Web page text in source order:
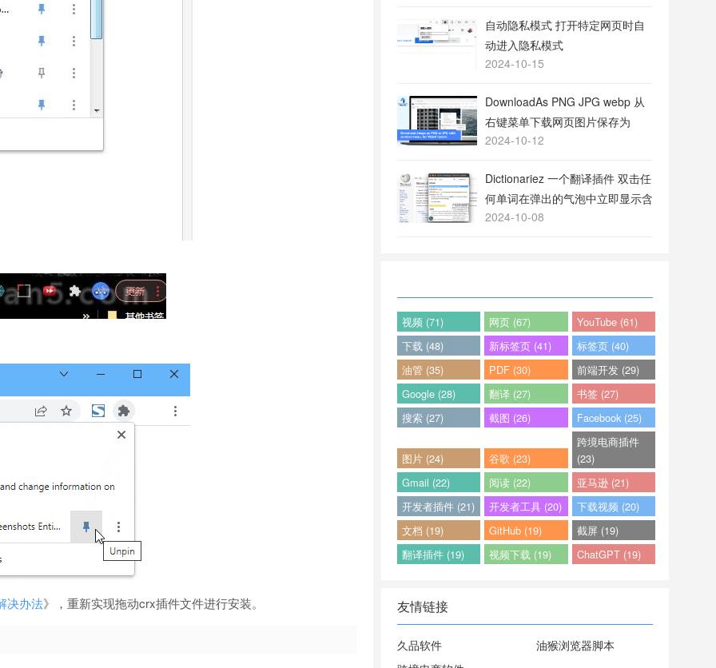
决办法》，重新实现拖动crx插件文件进行安装。
自动隐私模式 打开特定网页时自
动进入隐私模式
2024-10-15
DownloadAs PNG JPG webp 从
右键菜单下载网页图片保存为
PNG或JPG格式
2024-10-12
Dictionariez 一个翻译插件 双击任
何单词在弹出的气泡中立即显示含
义
2024-10-08
视频 (71) 网页 (67)
YouTube (61)
下载 (48)
新标签页 (41)
标签页 (40)
油管 (35)
PDF (30)
前端开发 (29)
Google (28)
翻译 (27)
书签 (27)
搜索 (27)
截图 (26) Facebook (25)
图片 (24) 谷歌 (23)
跨境电商插件
(23)
Gmail (22)
阅读 (22)
亚马逊 (21)
开发者插件 (21)
开发者工具 (20)
下载视频 (20)
文档 (19)
GitHub (19)
截屏 (19)
翻译插件 (19)
视频下载 (19) ChatGPT (19)
友情链接
久品软件
油猴浏览器脚本